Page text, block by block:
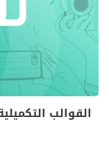
القوالب